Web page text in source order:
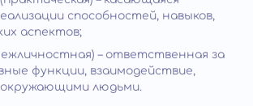
способностей, навыков,
аспектов;
– ответственная за
функции, взаимодействие,
людьми.